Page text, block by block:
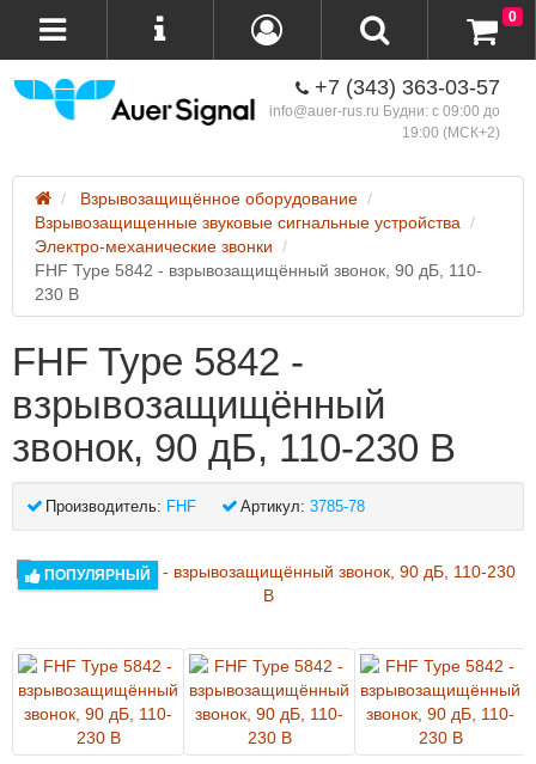
+7 (343) 363-03-57
info@auer-rus.ru Будни: с 09:00 до
19:00 (МСК+2)
0
Взрывозащищённое оборудование
Взрывозащищенные звуковые сигнальные устройства
Электро-механические звонки
FHF Type 5842 - взрывозащищённый звонок, 90 дБ, 110-
230 В
FHF Type 5842 -
взрывозащищённый
звонок, 90 дБ, 110-230 В
Производитель: FHF Артикул: 3785-78
ПОПУЛЯРНЫЙ